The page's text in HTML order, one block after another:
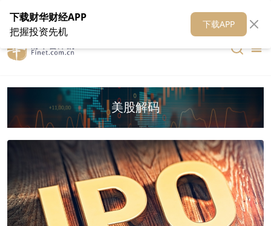
在线客服 关于我们 财华媒体矩阵 财华智库
美股解码
下载财华财经APP
把握投资先机
下载APP